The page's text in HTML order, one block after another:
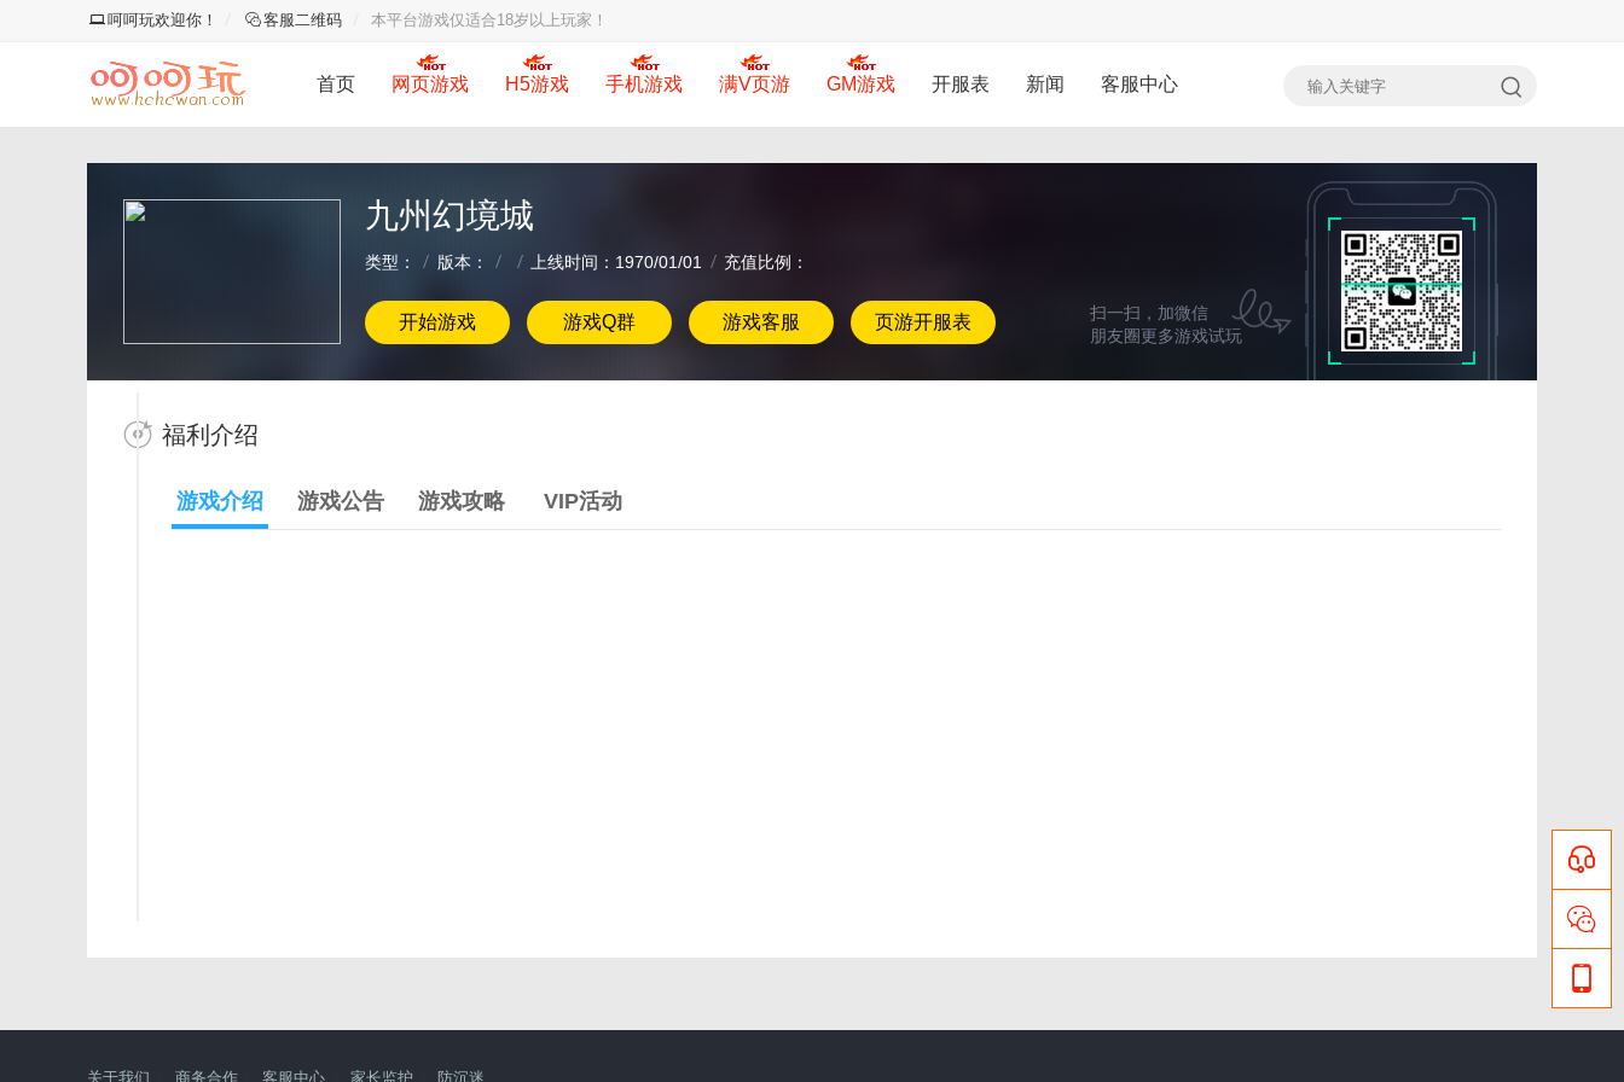
呵呵玩欢迎你！ 客服二维码 本平台游戏仅适合18岁以上玩家！
首页 网页游戏 H5游戏 手机游戏 满V页游 GM游戏 开服表 新闻 客服中心
九州幻境城
类型： 版本： 上线时间：1970/01/01 充值比例：
开始游戏 游戏Q群 游戏客服 页游开服表
扫一扫，加微信
朋友圈更多游戏试玩
福利介绍
游戏介绍 游戏公告 游戏攻略 VIP活动
关于我们 商务合作 客服中心 家长监护 防沉迷